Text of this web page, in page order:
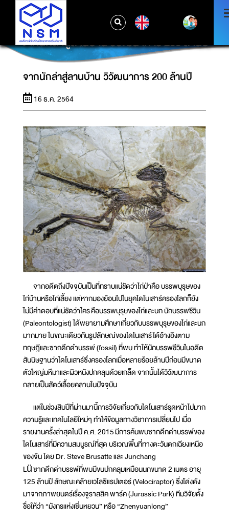
จากนักล่าสู่ลานบ้าน วิวัฒนาการ 200 ล้านปี
จากนักล่าสู่ลานบ้าน วิวัฒนาการ 200 ล้านปี
16 ธ.ค. 2564
จากอดีตถึงปัจจุบันเป็นที่ทราบแน่ชัดว่าไก่ป่าคือ บรรพบุรุษของ
ไก่บ้านหรือไก่เลี้ยง แต่หากมองย้อนไปในยุคไดโนเสาร์ครองโลกก็ยัง
ไม่มีคำตอบที่แน่ชัดว่าใคร คือบรรพบุรุษของไก่และนก นักบรรพชีวิน
(Paleontologist) ได้พยายามศึกษาเกี่ยวกับบรรพบุรุษของไก่และนก
มากมาย ในขณะเดียวกันรูปลักษณ์ของไดโนเสาร์ได้อ้างอิงตาม
ทฤษฎีและซากดึกดำบรรพ์ (fossil) ที่พบ ทำให้นักบรรพชีวินในอดีต
สันนิษฐานว่าไดโนเสาร์ซึ่งครองโลกเมื่อหลายร้อยล้านปีก่อนมีขนาด
ตัวใหญ่มหึมาและผิวหนังปกคลุมด้วยเกล็ด จากนั้นได้วิวัฒนาการ
กลายเป็นสัตว์เลื้อยคลานในปัจจุบัน
แต่ในช่วงสิบปีที่ผ่านมานี้การวิจัยเกี่ยวกับไดโนเสาร์รุดหน้าไปมาก
ความรู้และเทคโนโลยีใหม่ๆ ทำให้ข้อมูลทางวิชาการเปลี่ยนไป เมื่อ
รายงานครั้งล่าสุดในปี ค.ศ. 2015 มีการค้นพบซากดึกดำบรรพ์ของ
ไดโนเสาร์ที่มีความสมบูรณ์ที่สุด บริเวณพื้นที่ทางตะวันตกเฉียงเหนือ
ของจีน โดย Dr. Steve Brusatte และ Junchang
Lü ซากดึกดำบรรพ์ที่พบมีขนปกคลุมเหมือนนกขนาด 2 เมตร อายุ
125 ล้านปี ลักษณะคล้ายเวโลซิแรปเตอร์ (Velociraptor) ซึ่งโด่งดัง
มาจากภาพยนตร์เรื่องจูราสสิค พาร์ค (Jurassic Park) ทีมวิจัยตั้ง
ชื่อให้ว่า “มังกรแห่งเซิ่นหยวน” หรือ “Zhenyuanlong”